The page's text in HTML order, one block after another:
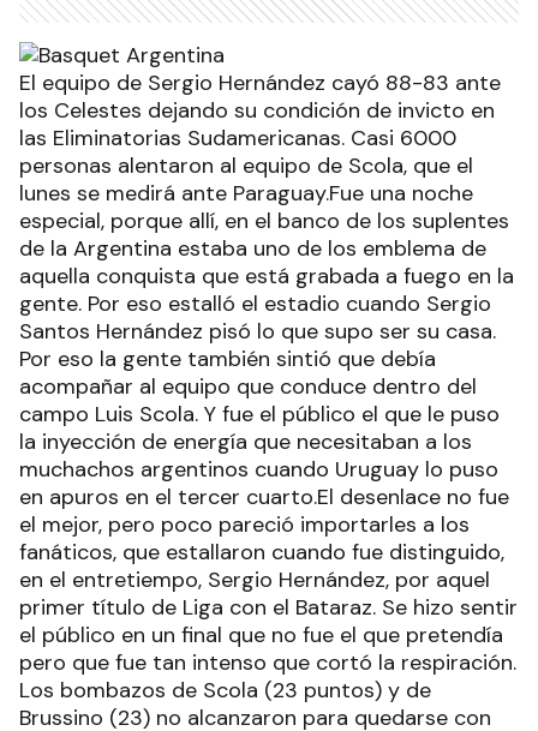
El equipo de Sergio Hernández cayó 88-83 ante
los Celestes dejando su condición de invicto en
las Eliminatorias Sudamericanas. Casi 6000
personas alentaron al equipo de Scola, que el
lunes se medirá ante Paraguay.Fue una noche
especial, porque allí, en el banco de los suplentes
de la Argentina estaba uno de los emblema de
aquella conquista que está grabada a fuego en la
gente. Por eso estalló el estadio cuando Sergio
Santos Hernández pisó lo que supo ser su casa.
Por eso la gente también sintió que debía
acompañar al equipo que conduce dentro del
campo Luis Scola. Y fue el público el que le puso
la inyección de energía que necesitaban a los
muchachos argentinos cuando Uruguay lo puso
en apuros en el tercer cuarto.El desenlace no fue
el mejor, pero poco pareció importarles a los
fanáticos, que estallaron cuando fue distinguido,
en el entretiempo, Sergio Hernández, por aquel
primer título de Liga con el Bataraz. Se hizo sentir
el público en un final que no fue el que pretendía
pero que fue tan intenso que cortó la respiración.
Los bombazos de Scola (23 puntos) y de
Brussino (23) no alcanzaron para quedarse con